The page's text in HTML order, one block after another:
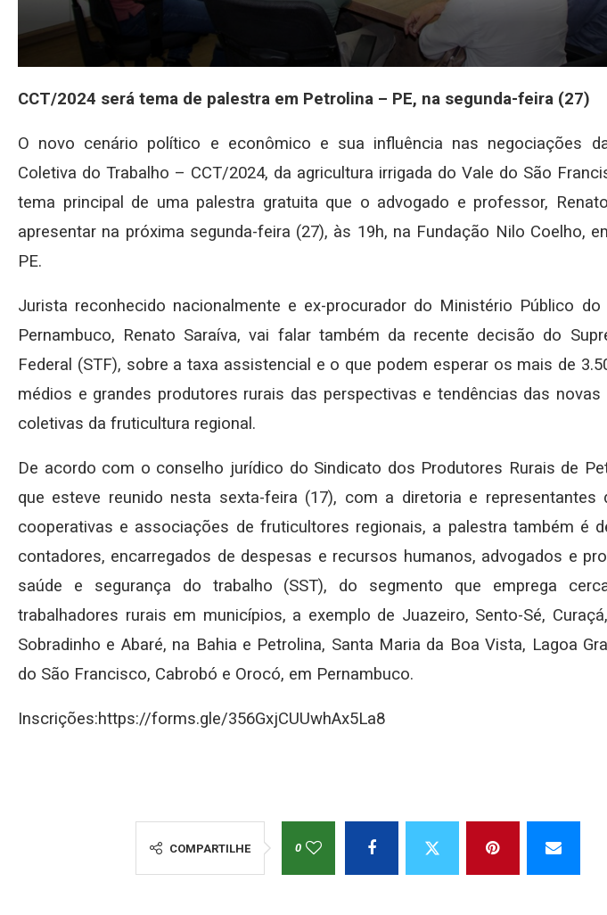
CCT/2024 será tema de palestra em Petrolina – PE, na segunda-feira (27)
O novo cenário político e econômico e sua influência nas negociações
Coletiva do Trabalho – CCT/2024, da agricultura irrigada do Vale do São
tema principal de uma palestra gratuita que o advogado e professor,
apresentar na próxima segunda-feira (27), às 19h, na Fundação Nilo Coelho,
PE.
Jurista reconhecido nacionalmente e ex-procurador do Ministério Público do
Pernambuco, Renato Saraíva, vai falar também da recente decisão do
Federal (STF), sobre a taxa assistencial e o que podem esperar os mais de
médios e grandes produtores rurais das perspectivas e tendências das novas
coletivas da fruticultura regional.
De acordo com o conselho jurídico do Sindicato dos Produtores Rurais de
que esteve reunido nesta sexta-feira (17), com a diretoria e representantes
cooperativas e associações de fruticultores regionais, a palestra também é
contadores, encarregados de despesas e recursos humanos, advogados e
saúde e segurança do trabalho (SST), do segmento que emprega
trabalhadores rurais em municípios, a exemplo de Juazeiro, Sento-Sé,
Sobradinho e Abaré, na Bahia e Petrolina, Santa Maria da Boa Vista, Lagoa
do São Francisco, Cabrobó e Orocó, em Pernambuco.
Inscrições:https://forms.gle/356GxjCUUwhAx5La8
COMPARTILHE 0